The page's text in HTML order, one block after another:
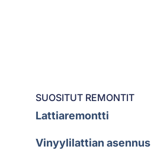
SUOSITUT REMONTIT
Lattiaremontti
Vinyylilattian asennus